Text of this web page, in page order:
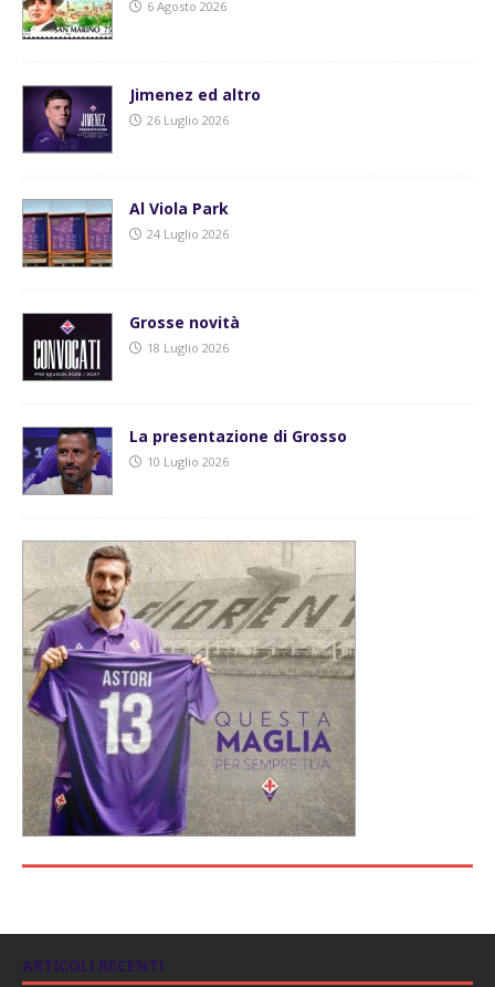
6 Agosto 2026
Jimenez ed altro
26 Luglio 2026
Al Viola Park
24 Luglio 2026
Grosse novità
18 Luglio 2026
La presentazione di Grosso
10 Luglio 2026
ARTICOLI RECENTI